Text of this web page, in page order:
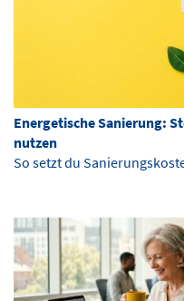
Energetische Sanierung:
nutzen
So setzt du